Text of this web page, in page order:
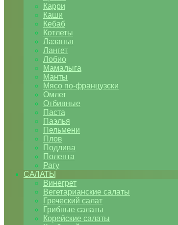
Карри
Каши
Кебаб
Котлеты
Лазанья
Лангет
Лобио
Мамалыга
Манты
Мясо по-французски
Омлет
Отбивные
Паста
Паэлья
Пельмени
Плов
Подлива
Полента
Рагу
САЛАТЫ
Винегрет
Вегетарианские салаты
Греческий салат
Грибные салаты
Корейские салаты